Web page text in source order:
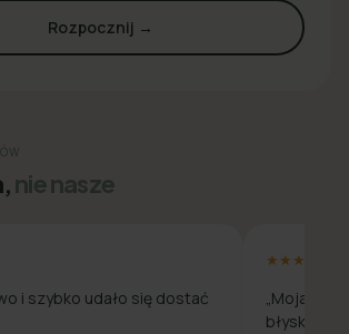
Rozpocznij →
nie nasze
i szybko udało się dostać
★★★★★
„Moja